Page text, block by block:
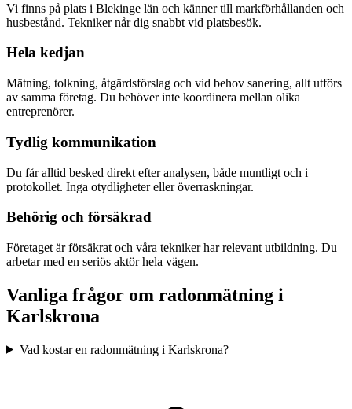
Vi finns på plats i Blekinge län och känner till markförhållanden och
husbestånd. Tekniker når dig snabbt vid platsbesök.
Hela kedjan
Mätning, tolkning, åtgärdsförslag och vid behov sanering, allt utförs
av samma företag. Du behöver inte koordinera mellan olika
entreprenörer.
Tydlig kommunikation
Du får alltid besked direkt efter analysen, både muntligt och i
protokollet. Inga otydligheter eller överraskningar.
Behörig och försäkrad
Företaget är försäkrat och våra tekniker har relevant utbildning. Du
arbetar med en seriös aktör hela vägen.
Vanliga frågor om radonmätning i
Karlskrona
Vad kostar en radonmätning i Karlskrona?